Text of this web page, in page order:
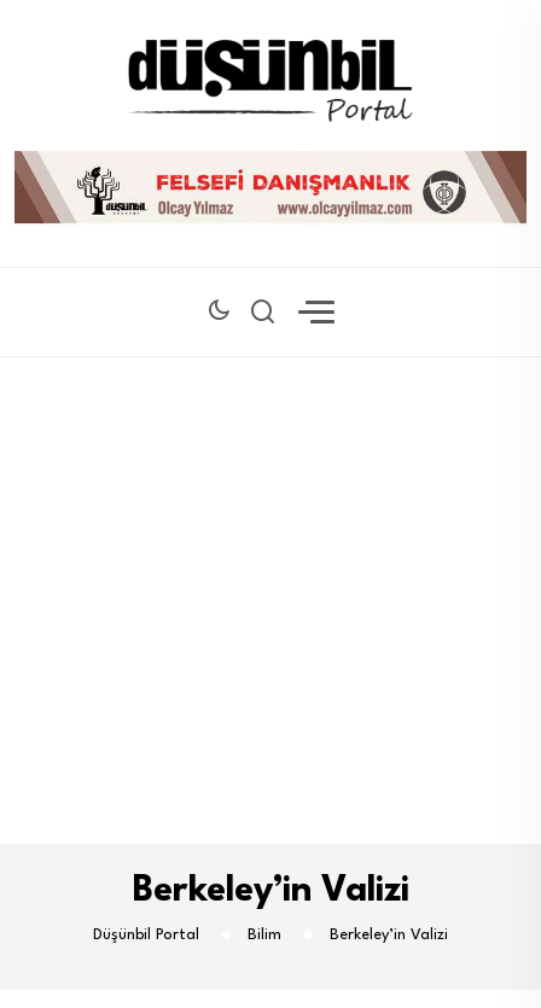
Berkeley’in Valizi
Düşünbil Portal Bilim Berkeley’in Valizi